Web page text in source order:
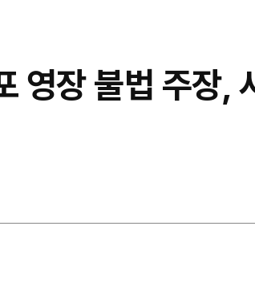
영장 불법 주장,